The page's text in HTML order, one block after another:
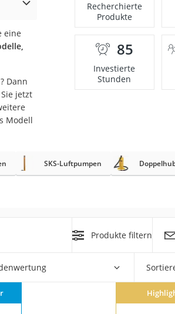
eine
Dann
jetzt
Modell
Recherchierte
Produkte
85
Investierte
Stunden
SKS-Luftpumpen
Produkte filtern